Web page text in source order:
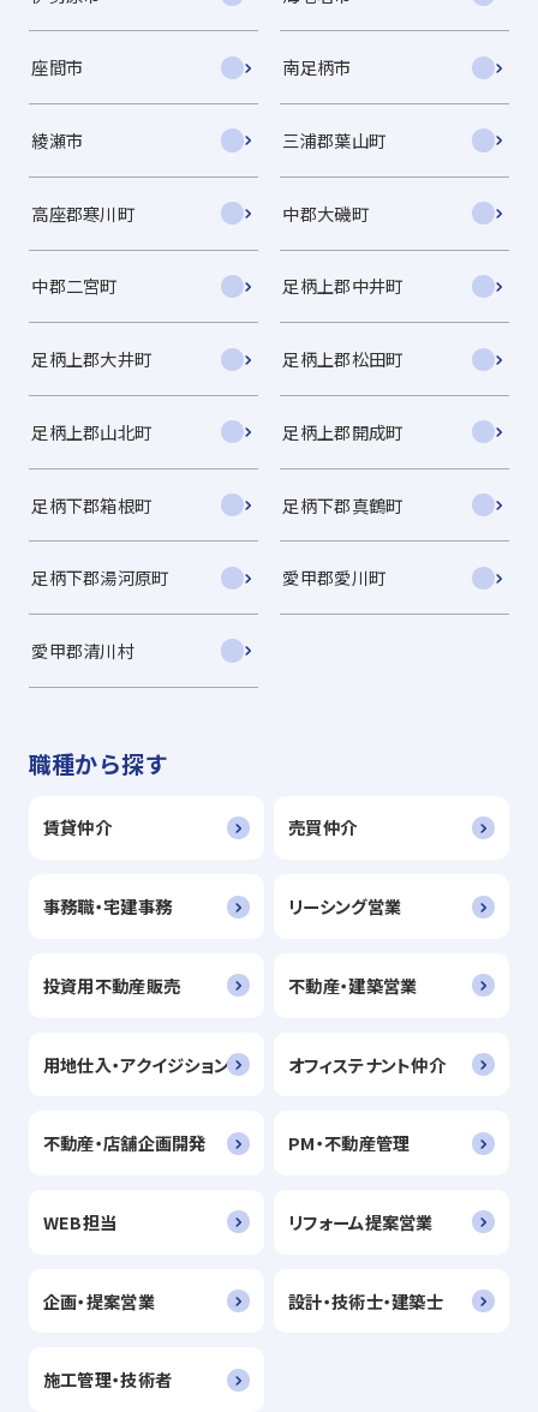
座間市 南足柄市
綾瀬市 三浦郡葉山町
高座郡寒川町 中郡大磯町
中郡二宮町 足柄上郡中井町
足柄上郡大井町 足柄上郡松田町
足柄上郡山北町 足柄上郡開成町
足柄下郡箱根町 足柄下郡真鶴町
足柄下郡湯河原町 愛甲郡愛川町
愛甲郡清川村
職種から探す
賃貸仲介 売買仲介
事務職・宅建事務 リーシング営業
投資用不動産販売 不動産・建築営業
用地仕入・アクイジション オフィステナント仲介
不動産・店舗企画開発 PM・不動産管理
WEB担当 リフォーム提案営業
企画・提案営業 設計・技術士・建築士
施工管理・技術者